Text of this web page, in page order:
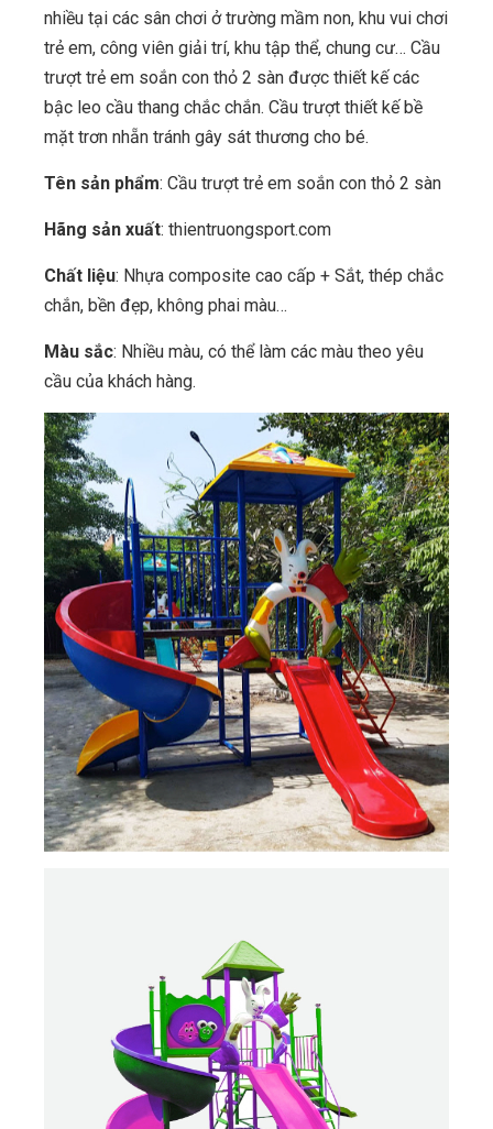
nhiều tại các sân chơi ở trường mầm non, khu vui chơi
trẻ em, công viên giải trí, khu tập thể, chung cư… Cầu
trượt trẻ em soắn con thỏ 2 sàn được thiết kế các
bậc leo cầu thang chắc chắn. Cầu trượt thiết kế bề
mặt trơn nhẵn tránh gây sát thương cho bé.
Tên sản phẩm: Cầu trượt trẻ em soắn con thỏ 2 sàn
Hãng sản xuất: thientruongsport.com
Chất liệu: Nhựa composite cao cấp + Sắt, thép chắc
chắn, bền đẹp, không phai màu…
Màu sắc: Nhiều màu, có thể làm các màu theo yêu
cầu của khách hàng.